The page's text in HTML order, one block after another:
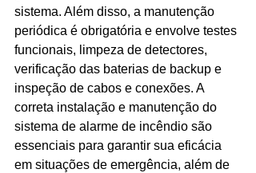
sistema. Além disso, a manutenção
periódica é obrigatória e envolve testes
funcionais, limpeza de detectores,
verificação das baterias de backup e
inspeção de cabos e conexões. A
correta instalação e manutenção do
sistema de alarme de incêndio são
essenciais para garantir sua eficácia
em situações de emergência, além de